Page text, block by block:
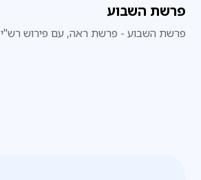
פרשת השבוע
פרשת השבוע - פרשת ראה, עם פירוש רש"י